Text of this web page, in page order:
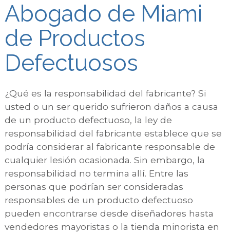
Abogado de Miami
de Productos
Defectuosos
¿Qué es la responsabilidad del fabricante? Si
usted o un ser querido sufrieron daños a causa
de un producto defectuoso, la ley de
responsabilidad del fabricante establece que se
podría considerar al fabricante responsable de
cualquier lesión ocasionada. Sin embargo, la
responsabilidad no termina allí. Entre las
personas que podrían ser consideradas
responsables de un producto defectuoso
pueden encontrarse desde diseñadores hasta
vendedores mayoristas o la tienda minorista en